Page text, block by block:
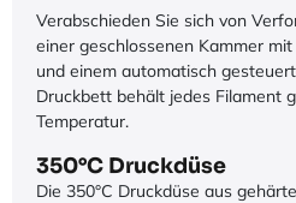
Verabschieden Sie sich von
einer geschlossenen Kammer
und einem automatisch
Druckbett behält jedes Filament
Temperatur.
350°C Druckdüse
Die 350°C Druckdüse aus